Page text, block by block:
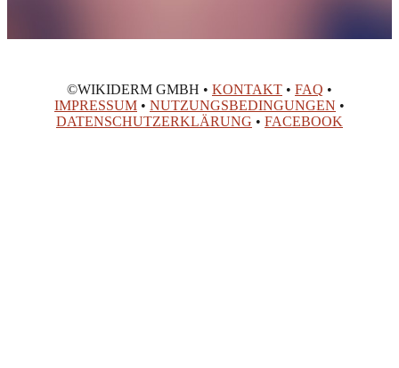
©WIKIDERM GMBH • KONTAKT • FAQ •
IMPRESSUM • NUTZUNGSBEDINGUNGEN •
DATENSCHUTZERKLÄRUNG • FACEBOOK